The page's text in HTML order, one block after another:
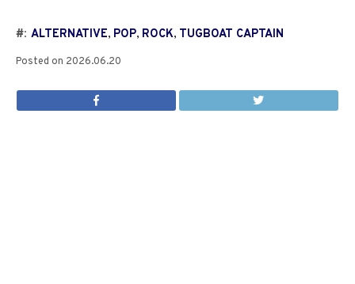
#: ALTERNATIVE, POP, ROCK, TUGBOAT CAPTAIN
Posted on 2026.06.20